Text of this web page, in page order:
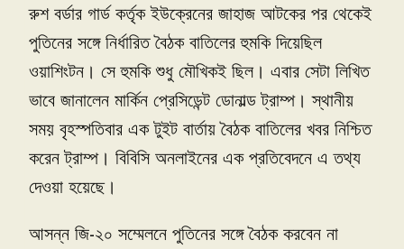
রুশ বর্ডার গার্ড কর্তৃক ইউক্রেনের জাহাজ আটকের পর থেকেই
পুতিনের সঙ্গে নির্ধারিত বৈঠক বাতিলের হুমকি দিয়েছিল
ওয়াশিংটন। সে হুমকি শুধু মৌখিকই ছিল। এবার সেটা লিখিত
ভাবে জানালেন মার্কিন প্রেসিডেন্ট ডোনাল্ড ট্রাম্প।স্থানীয়
সময় বৃহস্পতিবার এক টুইট বার্তায় বৈঠক বাতিলের খবর নিশ্চিত
করেন ট্রাম্প। বিবিসি অনলাইনের এক প্রতিবেদনে এ তথ্য
দেওয়া হয়েছে।
আসন্ন জি-২০ সম্মেলনে পুতিনের সঙ্গে বৈঠক করবেন না